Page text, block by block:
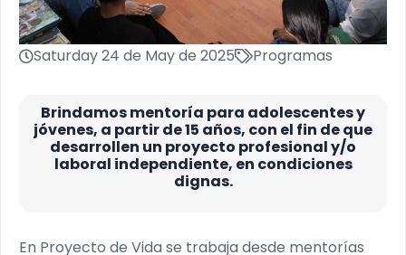
Saturday 24 de May de 2025 Programas
Brindamos mentoría para adolescentes y
jóvenes, a partir de 15 años, con el fin de que
desarrollen un proyecto profesional y/o
laboral independiente, en condiciones
dignas.
En Proyecto de Vida se trabaja desde mentorías